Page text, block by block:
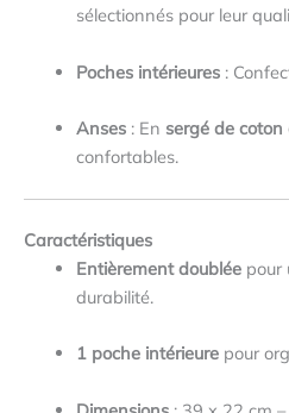
sélectionnés pour leur
Poches intérieures:
Anses: En sergé de
confortables.
Caractéristiques
Entièrement doubléepour
durabilité.
1 poche intérieurepour